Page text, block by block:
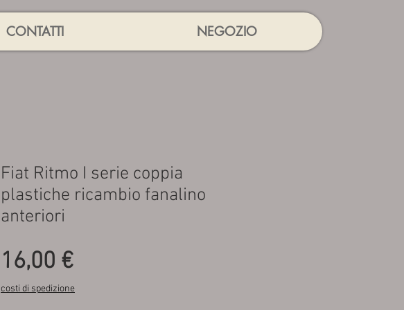
CONTATTI NEGOZIO
Fiat Ritmo I serie coppia
plastiche ricambio fanalino
anteriori
16,00 €Prezzo
costi di spedizione